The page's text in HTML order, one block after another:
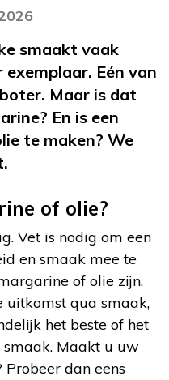
smaakt vaak
Eén van
Maar is dat
En is een
te maken? We
of olie?
Vet is nodig om een
en smaak mee te
of olie zijn.
uitkomst qua smaak,
het beste of het
smaak. Maakt u uw
dan eens